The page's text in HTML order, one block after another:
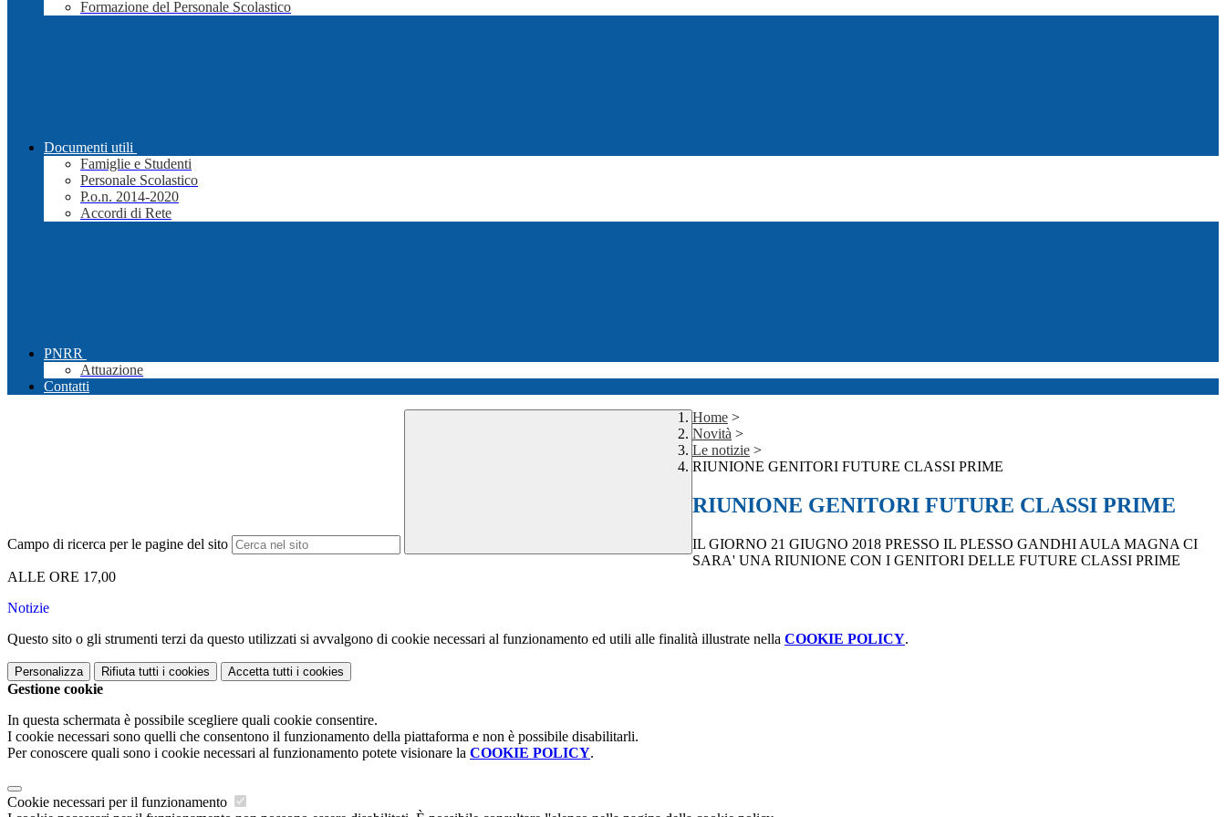
Formazione del Personale Scolastico
Documenti utili
Famiglie e Studenti
Personale Scolastico
P.o.n. 2014-2020
Accordi di Rete
PNRR
Attuazione
Contatti
Campo di ricerca per le pagine del sito
Home >
Novità >
Le notizie >
RIUNIONE GENITORI FUTURE CLASSI PRIME
RIUNIONE GENITORI FUTURE CLASSI PRIME
IL GIORNO 21 GIUGNO 2018 PRESSO IL PLESSO GANDHI AULA MAGNA CI
SARA' UNA RIUNIONE CON I GENITORI DELLE FUTURE CLASSI PRIME
ALLE ORE 17,00
Notizie
Questo sito o gli strumenti terzi da questo utilizzati si avvalgono di cookie necessari al funzionamento ed utili alle finalità illustrate nella COOKIE POLICY.
Personalizza Rifiuta tutti i cookies Accetta tutti i cookies
Gestione cookie
In questa schermata è possibile scegliere quali cookie consentire.
I cookie necessari sono quelli che consentono il funzionamento della piattaforma e non è possibile disabilitarli.
Per conoscere quali sono i cookie necessari al funzionamento potete visionare la COOKIE POLICY.
Cookie necessari per il funzionamento